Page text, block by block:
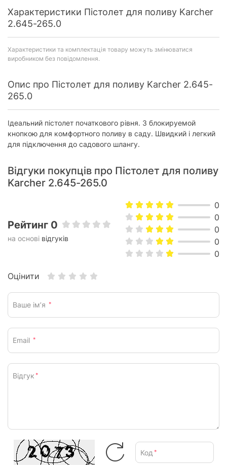
Характеристики Пістолет для поливу Karcher
2.645-265.0
Характеристики та комплектація товару можуть змінюватися
виробником без повідомлення.
Опис про Пістолет для поливу Karcher 2.645-
265.0
Ідеальний пістолет початкового рівня. З блокируемой
кнопкою для комфортного поливу в саду. Швидкий і легкий
для підключення до садового шлангу.
Відгуки покупців про Пістолет для поливу
Karcher 2.645-265.0
Рейтинг 0
на основі відгуків
0
0
0
0
0
Оцінити
Ваше ім’я *
Email *
Відгук *
Код *